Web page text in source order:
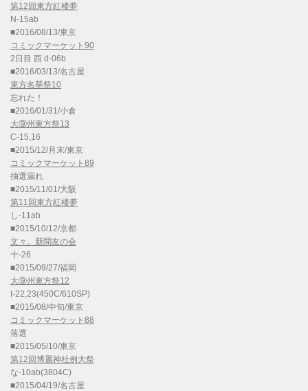
第12回東方紅楼夢
N-15ab
■2016/08/13/東京
コミックマーケット90
2日目 西 d-06b
■2016/03/13/名古屋
東方名華祭10
忘れた！
■2016/01/31/小倉
大⑨州東方祭13
C-15,16
■2015/12/月末/東京
コミックマーケット89
抽選漏れ
■2015/11/01/大阪
第11回東方紅楼夢
し-11ab
■2015/10/12/京都
文々。新聞友の会
十-26
■2015/09/27/福岡
大⑨州東方祭12
I-22,23(450C/610SP)
■2015/08/中旬/東京
コミックマーケット88
落選
■2015/05/10/東京
第12回博麗神社例大祭
な-10ab(3804C)
■2015/04/19/名古屋